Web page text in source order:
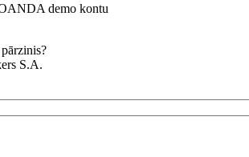
demo kontu
S.A.